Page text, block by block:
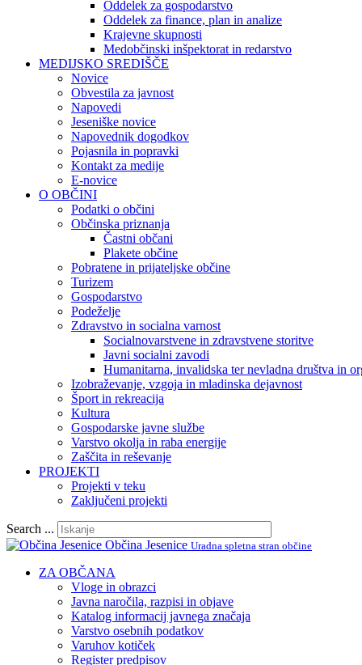
Oddelek za gospodarstvo
Oddelek za finance, plan in analize
Krajevne skupnosti
Medobčinski inšpektorat in redarstvo
MEDIJSKO SREDIŠČE
Novice
Obvestila za javnost
Napovedi
Jeseniške novice
Napovednik dogodkov
Pojasnila in popravki
Kontakt za medije
E-novice
O OBČINI
Podatki o občini
Občinska priznanja
Častni občani
Plakete občine
Pobratene in prijateljske občine
Turizem
Gospodarstvo
Podeželje
Zdravstvo in socialna varnost
Socialnovarstvene in zdravstvene storitve
Javni socialni zavodi
Humanitarna, invalidska ter nevladna društva in
Izobraževanje, vzgoja in mladinska dejavnost
Šport in rekreacija
Kultura
Gospodarske javne službe
Varstvo okolja in raba energije
Zaščita in reševanje
PROJEKTI
Projekti v teku
Zaključeni projekti
Search ...
Občina Jesenice Uradna spletna stran občine
ZA OBČANA
Vloge in obrazci
Javna naročila, razpisi in objave
Katalog informacij javnega značaja
Varstvo osebnih podatkov
Varuhov kotiček
Register predpisov